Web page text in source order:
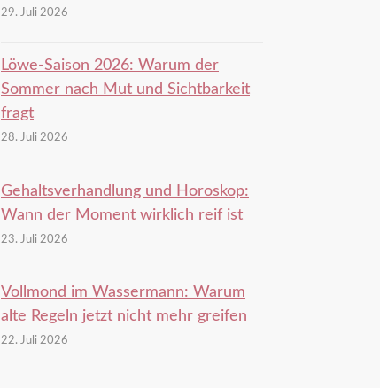
29. Juli 2026
Löwe-Saison 2026: Warum der
Sommer nach Mut und Sichtbarkeit
fragt
28. Juli 2026
Gehaltsverhandlung und Horoskop:
Wann der Moment wirklich reif ist
23. Juli 2026
Vollmond im Wassermann: Warum
alte Regeln jetzt nicht mehr greifen
22. Juli 2026